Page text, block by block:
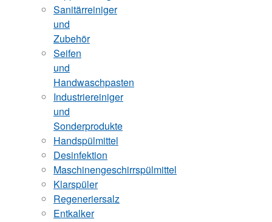
Sanitärreiniger
und
Zubehör
Seifen
und
Handwaschpasten
Industriereiniger
und
Sonderprodukte
Handspülmittel
Desinfektion
Maschinengeschirrspülmittel
Klarspüler
Regeneriersalz
Entkalker